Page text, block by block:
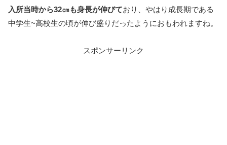
入所当時から32㎝も身長が伸びており、やはり成長期である
中学生~高校生の頃が伸び盛りだったようにおもわれますね。
スポンサーリンク